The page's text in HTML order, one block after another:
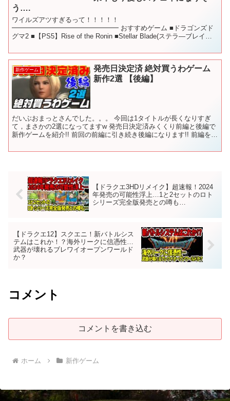
う….
ワイルズアツすぎるって！！！！！
━━━━━━━━━━━━━━━━ おすすめゲーム ■ドラゴンズド
グマ2 ■【PS5】Rise of the Ronin ■Stellar Blade(ステラ―ブレイド)
新作ゲーム
発売日決定済 絶対買うわゲーム
新作2選 【後編】
だいぶおまっとさんでした。。。 今回は1タイトルが長くなりすぎ
て，まさかの2選になってますw 発売日決定済みくくり前編と後編で
新作ゲームを紹介!! 前回の前編に引き続き後編になります!! 前編を観
【ドラクエ3HDリメイク】超速報！2024
年発売の可能性浮上…1と2セットのロト
シリーズ完全版発売との噂も…
【ドラクエ12】スクエニ！新バトルシス
テムはこれか！？海外リークに信憑性…
武器が壊れるブレワイオープンワールド
か？
コメント
コメントを書き込む
ホーム 新作ゲーム